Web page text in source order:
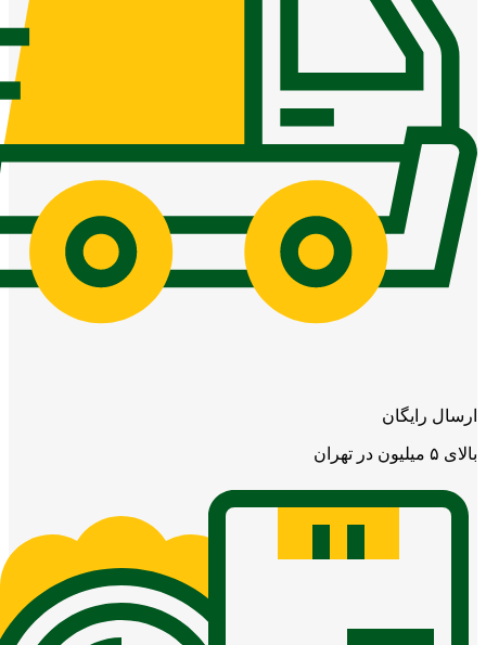
ارسال رایگان
بالای ۵ میلیون در تهران